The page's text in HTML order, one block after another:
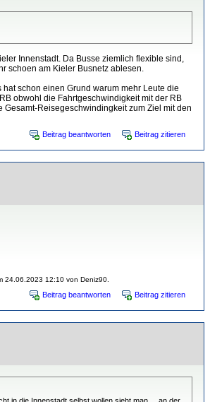
Innenstadt. Da Busse ziemlich flexible sind,
schoen am Kieler Busnetz ablesen.
hat schon einen Grund warum mehr Leute die
obwohl die Fahrtgeschwindigkeit mit der RB
Gesamt-Reisegeschwindingkeit zum Ziel mit den
Beitrag beantworten Beitrag zitieren
24.06.2023 12:10 von Deniz90.
Beitrag beantworten Beitrag zitieren